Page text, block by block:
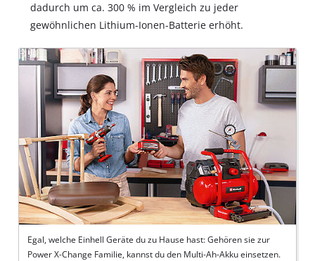
dadurch um ca. 300 % im Vergleich zu jeder
gewöhnlichen Lithium-Ionen-Batterie erhöht.
Egal, welche Einhell Geräte du zu Hause hast: Gehören sie zur
Power X-Change Familie, kannst du den Multi-Ah-Akku einsetzen.